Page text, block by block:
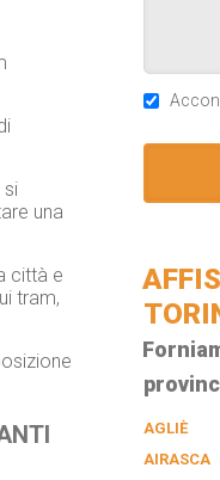
si
una
città e
tram,
AGLIÈ
AIRASCA